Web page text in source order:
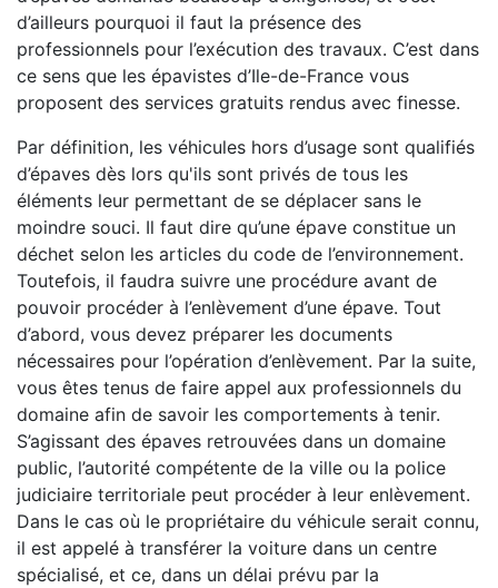
d’ailleurs pourquoi il faut la présence des
professionnels pour l’exécution des travaux. C’est dans
ce sens que les épavistes d’Ile-de-France vous
proposent des services gratuits rendus avec finesse.
Par définition, les véhicules hors d’usage sont qualifiés
d’épaves dès lors qu'ils sont privés de tous les
éléments leur permettant de se déplacer sans le
moindre souci. Il faut dire qu’une épave constitue un
déchet selon les articles du code de l’environnement.
Toutefois, il faudra suivre une procédure avant de
pouvoir procéder à l’enlèvement d’une épave. Tout
d’abord, vous devez préparer les documents
nécessaires pour l’opération d’enlèvement. Par la suite,
vous êtes tenus de faire appel aux professionnels du
domaine afin de savoir les comportements à tenir.
S’agissant des épaves retrouvées dans un domaine
public, l’autorité compétente de la ville ou la police
judiciaire territoriale peut procéder à leur enlèvement.
Dans le cas où le propriétaire du véhicule serait connu,
il est appelé à transférer la voiture dans un centre
spécialisé, et ce, dans un délai prévu par la